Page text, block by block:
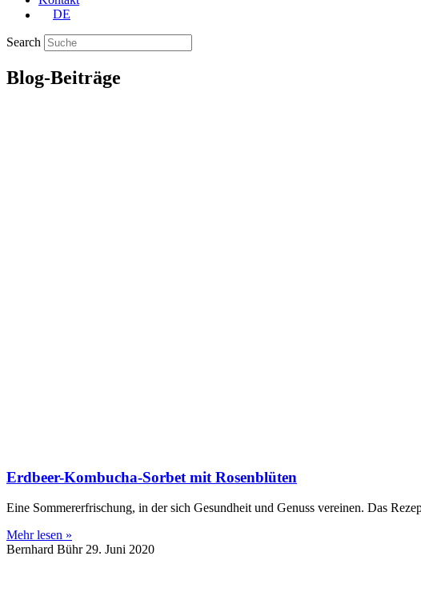
DE
Search
Blog-Beiträge
Erdbeer-Kombucha-Sorbet mit Rosenblüten
Eine Sommererfrischung, in der sich Gesundheit und Genuss vereinen. Das
Mehr lesen »
Bernhard Bühr 29. Juni 2020